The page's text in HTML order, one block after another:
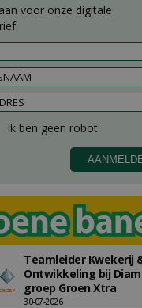
voor onze digitale
Teamleider Kwekerij
Ontwikkeling bij
groep Groen Xtra
30-07-2026